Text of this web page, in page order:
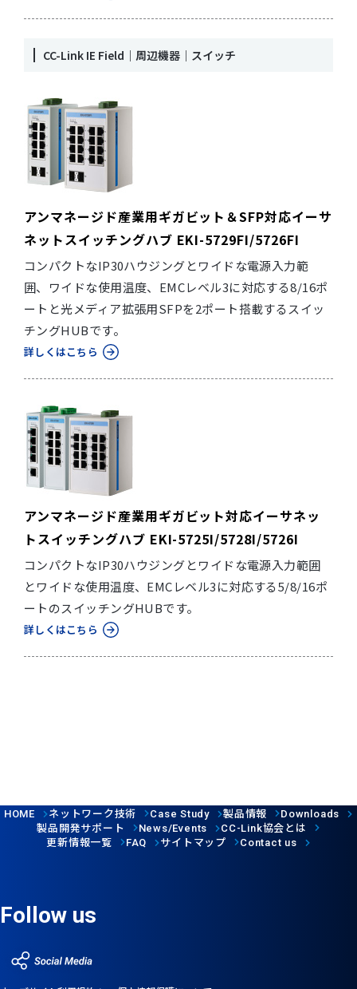
CC-Link IE Field｜周辺機器｜スイッチ
アンマネージド産業用ギガビット＆SFP対応イーサ
ネットスイッチングハブ EKI-5729FI/5726FI
コンパクトなIP30ハウジングとワイドな電源入力範
囲、ワイドな使用温度、EMCレベル3に対応する8/16ポ
ートと光メディア拡張用SFPを2ポート搭載するスイッ
チングHUBです。
詳しくはこちら
アンマネージド産業用ギガビット対応イーサネッ
トスイッチングハブ EKI-5725I/5728I/5726I
コンパクトなIP30ハウジングとワイドな電源入力範囲
とワイドな使用温度、EMCレベル3に対応する5/8/16ポ
ートのスイッチングHUBです。
詳しくはこちら
HOME ネットワーク技術 Case Study 製品情報 Downloads
製品開発サポート News/Events CC-Link協会とは
更新情報一覧
FAQ サイトマップ Contact us
Follow us